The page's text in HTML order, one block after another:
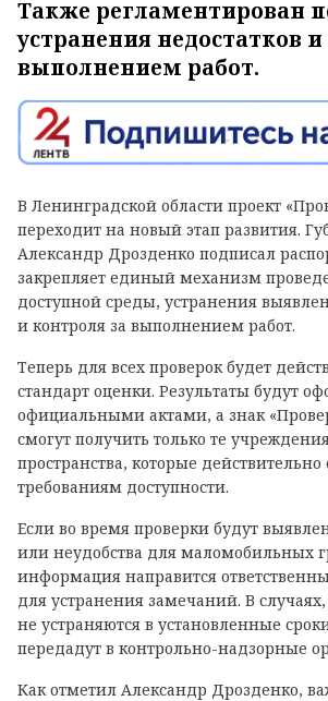
Также регламентирован
устранения недостатков
выполнением работ.
В Ленинградской области проект
переходит на новый этап развития.
Александр Дрозденко подписал
закрепляет единый механизм
доступной среды, устранения
и контроля за выполнением работ.
Теперь для всех проверок будет
стандарт оценки. Результаты будут
официальными актами, а знак
смогут получить только те
пространства, которые действительно
требованиям доступности.
Если во время проверки будут
или неудобства для маломобильных
информация направится
для устранения замечаний. В
не устраняются в установленные
передадут в контрольно-надзорные
Как отметил Александр Дрозденко,